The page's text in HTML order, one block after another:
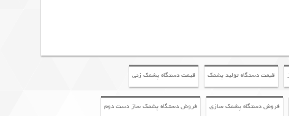
قیمت دستگاه تولید پشمک قیمت دستگاه پشمک زنی
فروش دستگاه پشمک سازی فروش دستگاه پشمک ساز دست دوم